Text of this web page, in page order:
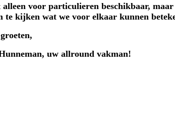
voor particulieren beschikbaar,
te kijken wat we voor elkaar kunnen
uw allround vakman!